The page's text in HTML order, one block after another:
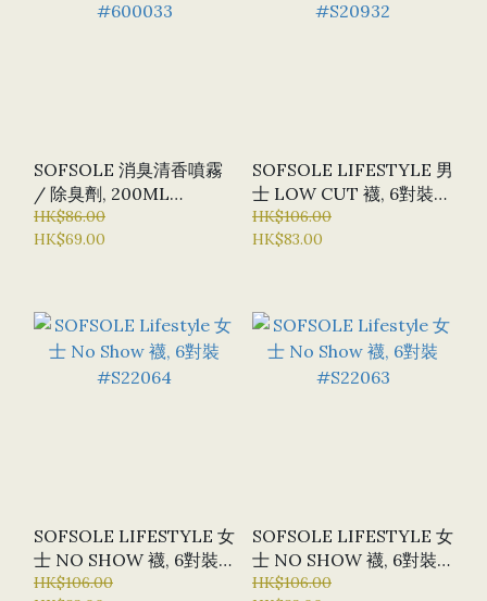
SOFSOLE 消臭清香噴霧
/ 除臭劑, 200ML
#600033
HK$86.00
HK$69.00
SOFSOLE LIFESTYLE 男
士 LOW CUT 襪, 6對裝
#S20932
HK$106.00
HK$83.00
SOFSOLE LIFESTYLE 女
士 NO SHOW 襪, 6對裝
#S22064
HK$106.00
SOFSOLE LIFESTYLE 女
士 NO SHOW 襪, 6對裝
#S22063
HK$106.00